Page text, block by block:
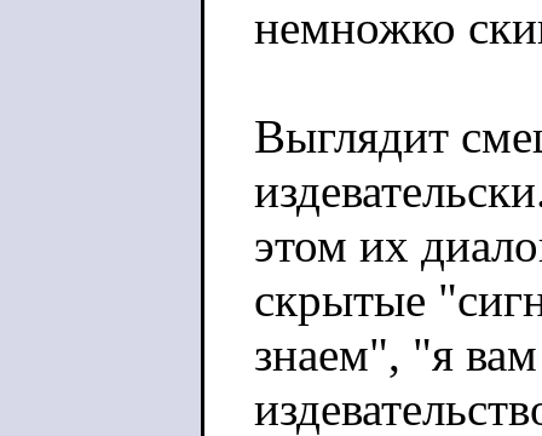
немножко
Выглядит
этом их
скрытые
знаем", "я